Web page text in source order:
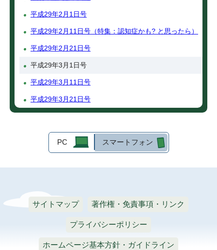
平成29年2月1日号
平成29年2月11日号（特集：認知症かも? と思ったら）
平成29年2月21日号
平成29年3月1日号
平成29年3月11日号
平成29年3月21日号
PC スマートフォン
サイトマップ 著作権・免責事項・リンク
プライバシーポリシー
ホームページ基本方針・ガイドライン